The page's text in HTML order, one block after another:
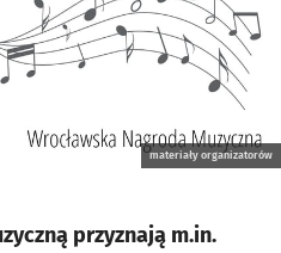
materiały organizatorów
przyznają m.in.